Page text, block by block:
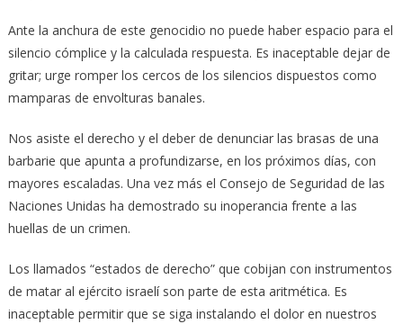
Ante la anchura de este genocidio no puede haber espacio para el
silencio cómplice y la calculada respuesta. Es inaceptable dejar de
gritar; urge romper los cercos de los silencios dispuestos como
mamparas de envolturas banales.
Nos asiste el derecho y el deber de denunciar las brasas de una
barbarie que apunta a profundizarse, en los próximos días, con
mayores escaladas. Una vez más el Consejo de Seguridad de las
Naciones Unidas ha demostrado su inoperancia frente a las
huellas de un crimen.
Los llamados “estados de derecho” que cobijan con instrumentos
de matar al ejército israelí son parte de esta aritmética. Es
inaceptable permitir que se siga instalando el dolor en nuestros